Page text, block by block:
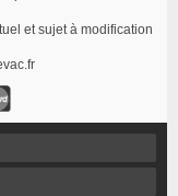
et sujet à modification